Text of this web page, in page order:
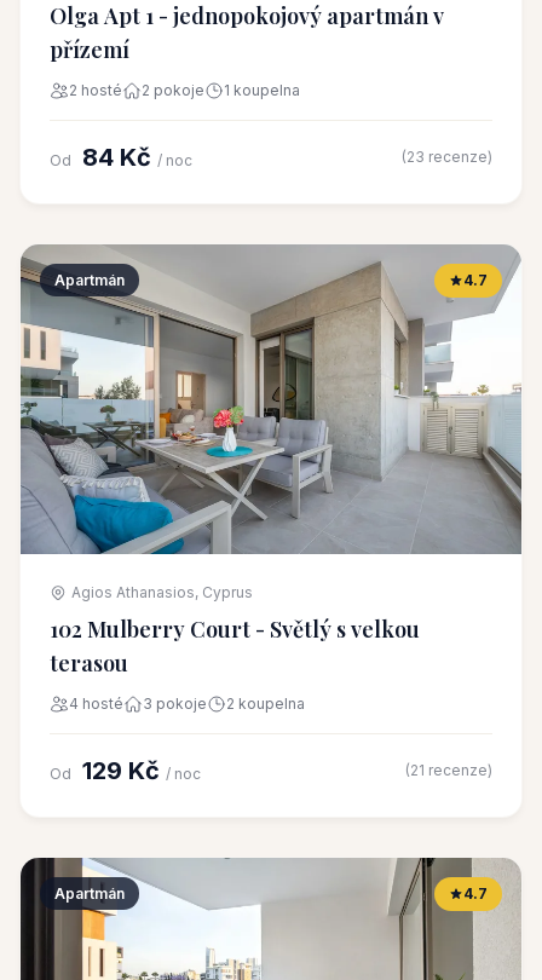
Olga Apt 1 - jednopokojový apartmán v
přízemí
2 hosté 2 pokoje 1 koupelna
Od 84 Kč / noc (23 recenze)
Apartmán 4.7
Agios Athanasios, Cyprus
102 Mulberry Court - Světlý s velkou
terasou
4 hosté 3 pokoje 2 koupelna
Od 129 Kč / noc (21 recenze)
Apartmán 4.7